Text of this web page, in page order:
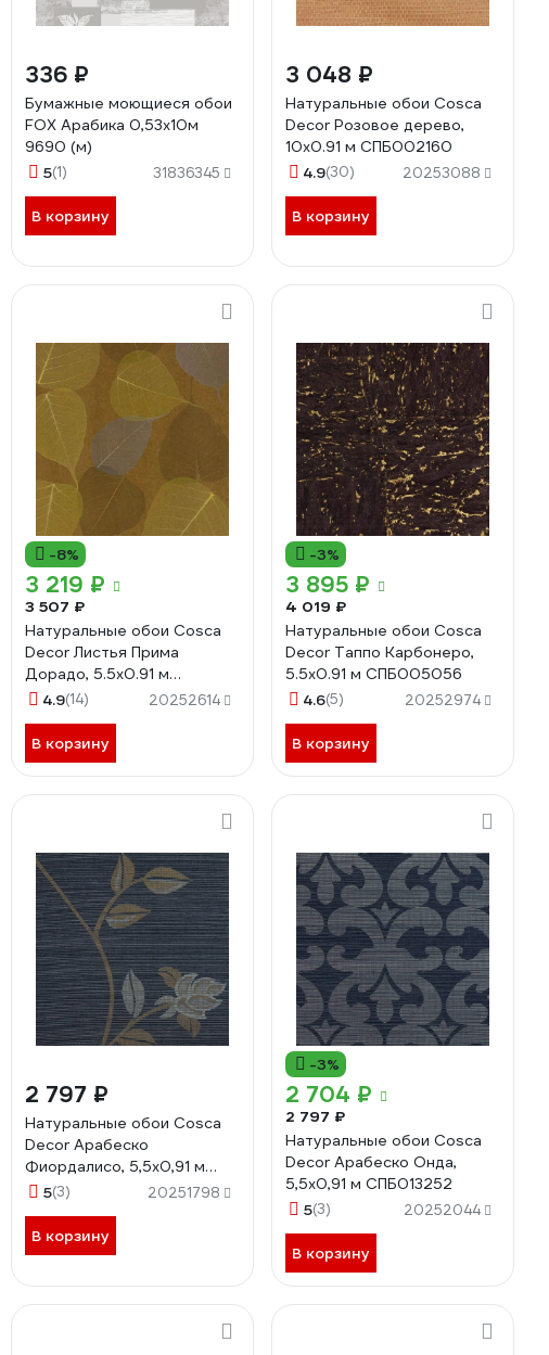
336 ₽
Бумажные моющиеся обои
FOX Арабика 0,53x10м
9690 (м)
5(1) 31836345
В корзину
3 048 ₽
Натуральные обои Cosca
Decor Розовое дерево,
10x0.91 м СПБ002160
4.9(30) 20253088
В корзину
-8%
3 219 ₽
3 507 ₽
Натуральные обои Cosca
Decor Листья Прима
Дорадо, 5.5x0.91 м
СПБ003105
4.9(14) 20252614
В корзину
-3%
3 895 ₽
4 019 ₽
Натуральные обои Cosca
Decor Таппо Карбонеро,
5.5x0.91 м СПБ005056
4.6(5) 20252974
В корзину
2 797 ₽
Натуральные обои Cosca
Decor Арабеско
Фиордалисо, 5,5x0,91 м
СПБ013250
5(3) 20251798
В корзину
-3%
2 704 ₽
2 797 ₽
Натуральные обои Cosca
Decor Арабеско Онда,
5,5x0,91 м СПБ013252
5(3) 20252044
В корзину